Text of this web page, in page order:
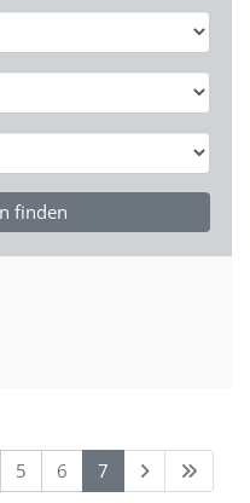
5 6 7